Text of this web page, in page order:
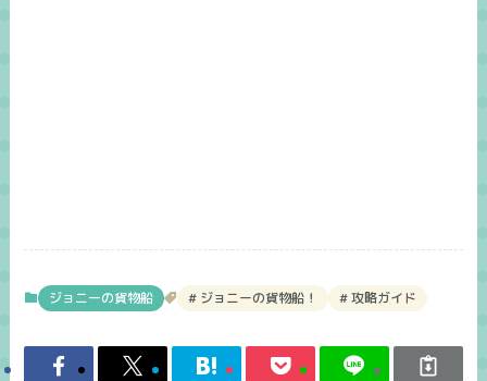
ジョニーの貨物船 ジョニーの貨物船！ 攻略ガイド